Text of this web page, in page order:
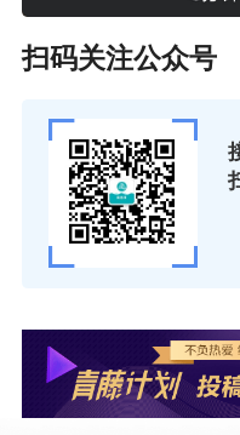
扫码关注公众号